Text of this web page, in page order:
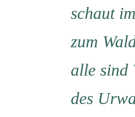
schaut
zum
alle sind
des